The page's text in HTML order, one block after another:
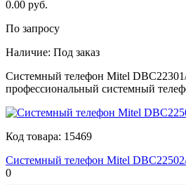
0.00 руб.
По запросу
Наличие: Под заказ
Системный телефон Мitеl
профессиональный системный
Код товара: 15469
Системный телефон Мitеl
0